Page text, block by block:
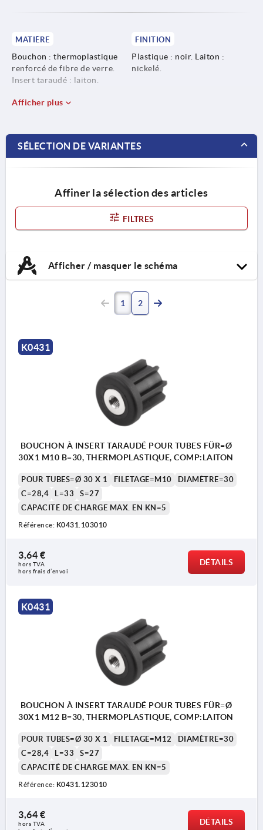
MATIÈRE
Bouchon : thermoplastique
renforcé de fibre de verre.
Insert taraudé : laiton.
FINITION
Plastique : noir. Laiton :
nickelé.
Afficher plus
SÉLECTION DE VARIANTES
Affiner la sélection des articles
FILTRES
Afficher / masquer le schéma
1 2
K0431
BOUCHON À INSERT TARAUDÉ POUR TUBES FÜR=Ø
30X1 M10 B=30, THERMOPLASTIQUE, COMP:LAITON
POUR TUBES=Ø 30 X 1 FILETAGE=M10
DIAMÈTRE=30
C=28,4
L=33
S=27
CAPACITÉ DE CHARGE MAX. EN KN=5
Référence: K0431.103010
3,64 €
hors TVA
hors frais d’envoi
DÉTAILS
K0431
BOUCHON À INSERT TARAUDÉ POUR TUBES FÜR=Ø
30X1 M12 B=30, THERMOPLASTIQUE, COMP:LAITON
POUR TUBES=Ø 30 X 1 FILETAGE=M12
DIAMÈTRE=30
C=28,4
L=33
S=27
CAPACITÉ DE CHARGE MAX. EN KN=5
Référence: K0431.123010
3,64 €
hors TVA
DÉTAILS